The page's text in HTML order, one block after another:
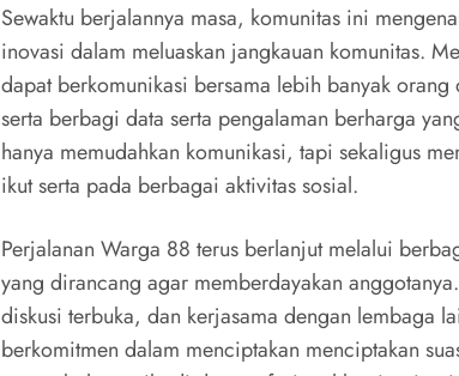
Sewaktu berjalannya masa, komunitas ini
inovasi dalam meluaskan jangkauan komunitas.
dapat berkomunikasi bersama lebih banyak
serta berbagi data serta pengalaman berharga
hanya memudahkan komunikasi, tapi sekaligus
ikut serta pada berbagai aktivitas sosial.
Perjalanan Warga 88 terus berlanjut melalui
yang dirancang agar memberdayakan
diskusi terbuka, dan kerjasama dengan lembaga
berkomitmen dalam menciptakan menciptakan